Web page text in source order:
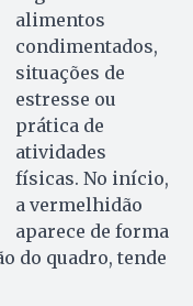
alimentos
condimentados,
situações de
estresse ou
prática de
atividades
físicas. No início,
a vermelhidão
aparece de forma
do quadro, tende